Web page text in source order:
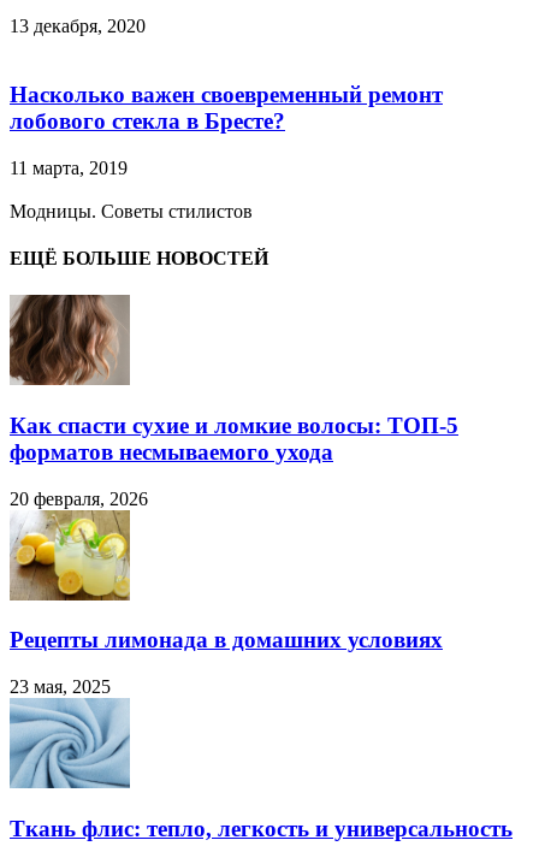
13 декабря, 2020
Насколько важен своевременный ремонт
лобового стекла в Бресте?
11 марта, 2019
Модницы. Советы стилистов
ЕЩЁ БОЛЬШЕ НОВОСТЕЙ
Как спасти сухие и ломкие волосы: ТОП-5
форматов несмываемого ухода
20 февраля, 2026
Рецепты лимонада в домашних условиях
23 мая, 2025
Ткань флис: тепло, легкость и универсальность